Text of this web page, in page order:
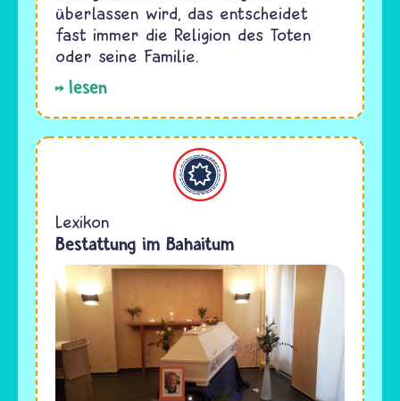
überlassen wird, das entscheidet
fast immer die Religion des Toten
oder seine Familie.
lesen
Bahaitum
Lexikon
Bestattung im Bahaitum